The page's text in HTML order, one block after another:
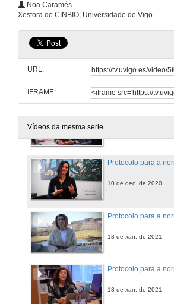
Noa Caramés
Xestora do CINBIO, Universidade de Vigo
URL:
IFRAME:
Vídeos da mesma serie
10 de dec. de 2020
10 de dec. de 2020
18 de xan. de 2021
18 de xan. de 2021